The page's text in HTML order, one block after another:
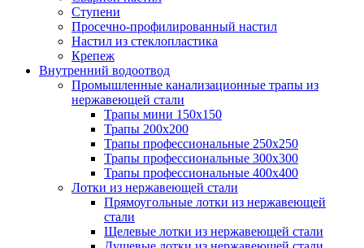
Ступени
Просечно-профилированный настил
Настил из стеклопластика
Крепеж
Внутренний водоотвод
Промышленные канализационные трапы из
нержавеющей стали
Трапы мини 150х150
Трапы 200х200
Трапы профессиональные 250х250
Трапы профессиональные 300х300
Трапы профессиональные 400х400
Лотки из нержавеющей стали
Прямоугольные лотки из нержавеющей
стали
Щелевые лотки из нержавеющей стали